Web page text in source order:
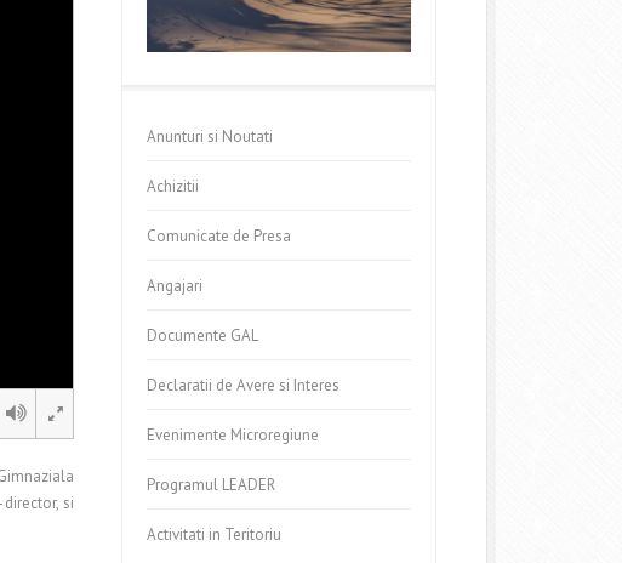
si
Anunturi si Noutati
Achizitii
Comunicate de Presa
Angajari
Documente GAL
Declaratii de Avere si Interes
Evenimente Microregiune
Programul LEADER
Activitati in Teritoriu